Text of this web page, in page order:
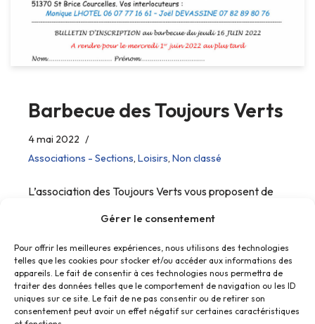
Gérer le consentement
Pour offrir les meilleures expériences, nous utilisons des technologies
telles que les cookies pour stocker et/ou accéder aux informations des
appareils. Le fait de consentir à ces technologies nous permettra de
traiter des données telles que le comportement de navigation ou les ID
uniques sur ce site. Le fait de ne pas consentir ou de retirer son
consentement peut avoir un effet négatif sur certaines caractéristiques
Barbecue des Toujours Verts
4 mai 2022
Associations - Sections, Loisirs, Non classé
L’association des Toujours Verts vous proposent de